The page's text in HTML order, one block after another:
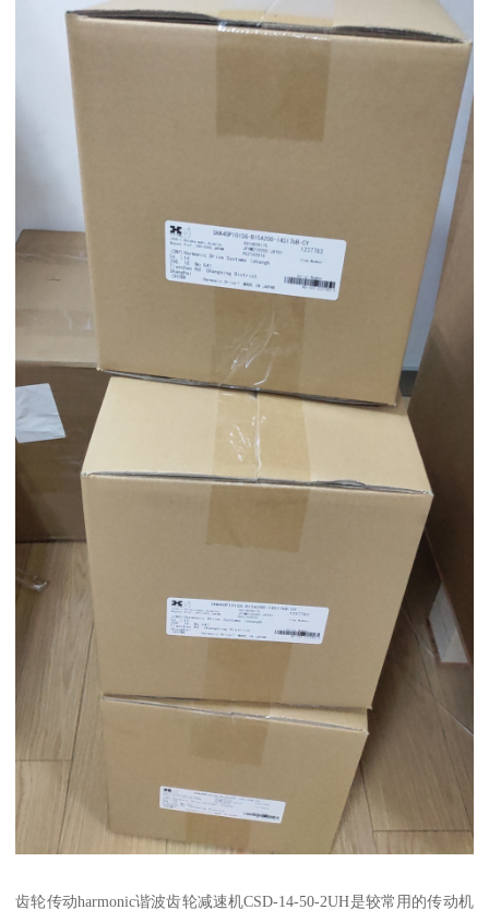
齿轮传动harmonic谐波齿轮减速机CSD-14-50-2UH是较常用的传动机